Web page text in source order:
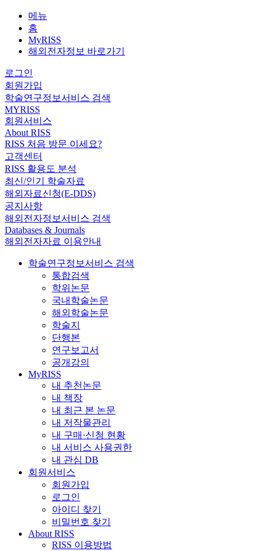
메뉴
홈
MyRISS
해외전자정보 바로가기
로그인
회원가입
학술연구정보서비스 검색
MYRISS
회원서비스
About RISS
RISS 처음 방문 이세요?
고객센터
RISS 활용도 분석
최신/인기 학술자료
해외자료신청(E-DDS)
공지사항
해외전자정보서비스 검색
Databases & Journals
해외전자자료 이용안내
학술연구정보서비스 검색
통합검색
학위논문
국내학술논문
해외학술논문
학술지
단행본
연구보고서
공개강의
MyRISS
내 추천논문
내 책장
내 최근 본 논문
내 저작물관리
내 구매·신청 현황
내 서비스 사용권한
내 관심 DB
회원서비스
회원가입
로그인
아이디 찾기
비밀번호 찾기
About RISS
RISS 이용방법